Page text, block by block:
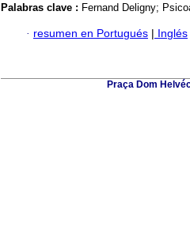
Palabras clave : Fernand Deligny;
· resumen en Portugués | Inglés
Praça Dom